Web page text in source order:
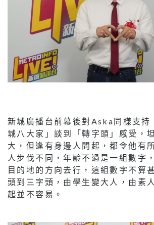
新城廣播台前幕後對Aska同樣支持
城八大家」談到「轉字頭」感受，
大，但逢有身邊人問起，都令他有
人步伐不同，年齡不過是一組數字
目的地的方向去行，這組數字不算
頭到三字頭，由學生變大人，由素
起並不容易。